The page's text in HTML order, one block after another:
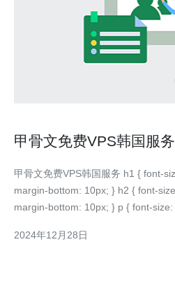
甲骨文免费VPS韩国服务
甲骨文免费VPS韩国服务 h1 { font-size: 24px; font-weight: bold;
margin-bottom: 10px; } h2 { font-size: 20px; font-weight: bold;
margin-bottom: 10px; } p { font-size:
2024年12月28日